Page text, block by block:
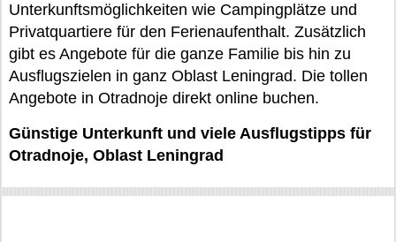
Unterkunftsmöglichkeiten wie Campingplätze und
Privatquartiere für den Ferienaufenthalt. Zusätzlich
gibt es Angebote für die ganze Familie bis hin zu
Ausflugszielen in ganz Oblast Leningrad. Die tollen
Angebote in Otradnoje direkt online buchen.
Günstige Unterkunft und viele Ausflugstipps für
Otradnoje, Oblast Leningrad